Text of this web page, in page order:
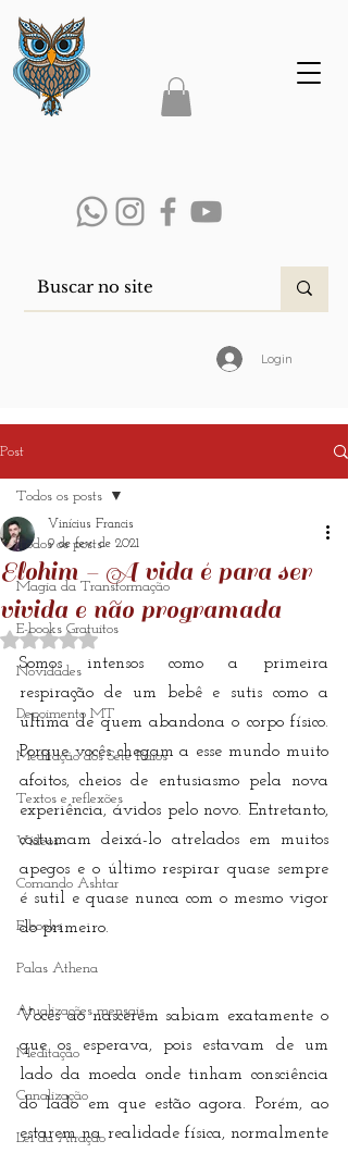
Login
Post
Todos os posts
Magia da Transformação
E-books Gratuitos
Novidades
Depoimento MT
Meditação dos Sete Raios
Textos e reflexões
Vídeos
Comando Ashtar
E-books
Palas Athena
Atualizações mensais
Meditação
Canalização
Lei da Atração
Todos os posts
Elohim - A vida é para ser
vivida e não programada
Vinícius Francis
9 de fev. de 2021
Avaliado com NaN de 5 estrelas.
Somos intensos como a primeira
respiração de um bebê e sutis como a
última de quem abandona o corpo físico.
Porque vocês chegam a esse mundo muito
afoitos, cheios de entusiasmo pela nova
experiência, ávidos pelo novo. Entretanto,
costumam deixá-lo atrelados em muitos
apegos e o último respirar quase sempre
é sutil e quase nunca com o mesmo vigor
do primeiro.
Vocês ao nascerem sabiam exatamente o
que os esperava, pois estavam de um
lado da moeda onde tinham consciência
do lado em que estão agora. Porém, ao
estarem na realidade física, normalmente